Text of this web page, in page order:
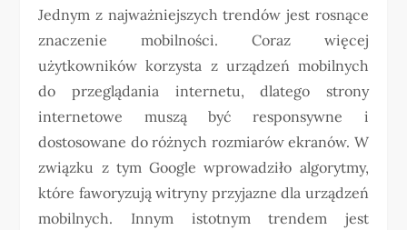
Jednym z najważniejszych trendów jest rosnące
znaczenie mobilności. Coraz więcej
użytkowników korzysta z urządzeń mobilnych
do przeglądania internetu, dlatego strony
internetowe muszą być responsywne i
dostosowane do różnych rozmiarów ekranów. W
związku z tym Google wprowadziło algorytmy,
które faworyzują witryny przyjazne dla urządzeń
mobilnych. Innym istotnym trendem jest